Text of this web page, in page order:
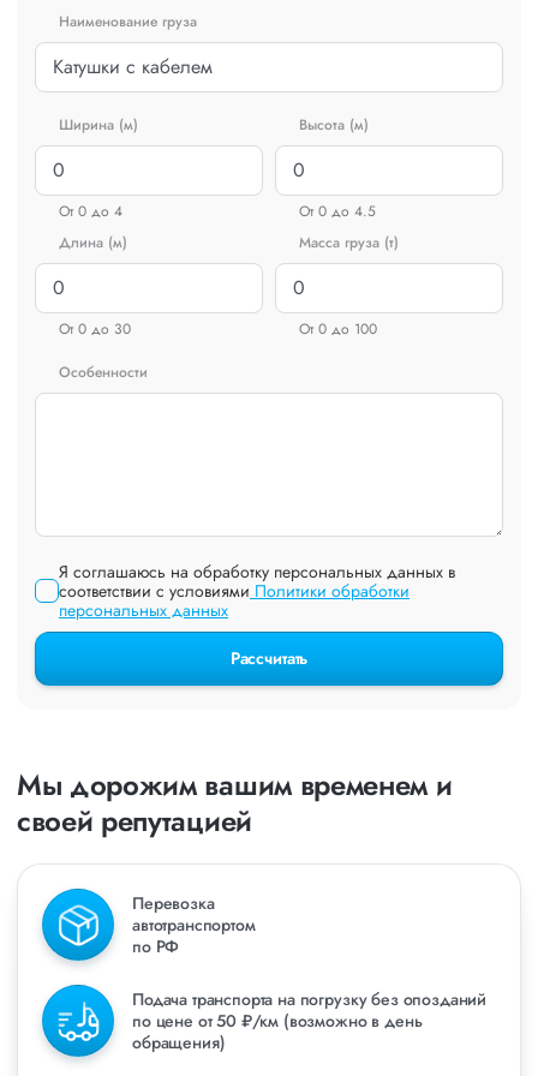
Наименование груза
Ширина (м)
От 0 до 4
Высота (м)
От 0 до 4.5
Длина (м)
От 0 до 30
Масса груза (т)
От 0 до 100
Особенности
Я соглашаюсь на обработку персональных данных в
соответствии с условиями Политики обработки
персональных данных
Рассчитать
Мы дорожим вашим временем и
своей репутацией
Перевозка
автотранспортом
по РФ
Подача транспорта на погрузку без опозданий
по цене от 50 ₽/км (возможно в день
обращения)